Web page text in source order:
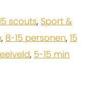
scouts, Sport &
, 8-15 personen, 15
, 5-15 min